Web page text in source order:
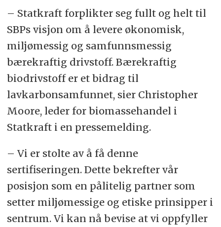
– Statkraft forplikter seg fullt og helt til
SBPs visjon om å levere økonomisk,
miljømessig og samfunnsmessig
bærekraftig drivstoff. Bærekraftig
biodrivstoff er et bidrag til
lavkarbonsamfunnet, sier Christopher
Moore, leder for biomassehandel i
Statkraft i en pressemelding.
– Vi er stolte av å få denne
sertifiseringen. Dette bekrefter vår
posisjon som en pålitelig partner som
setter miljømessige og etiske prinsipper i
sentrum. Vi kan nå bevise at vi oppfyller